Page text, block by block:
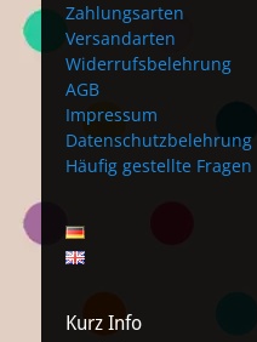
Zahlungsarten
Versandarten
Widerrufsbelehrung
AGB
Impressum
Datenschutzbelehrung
Häufig gestellte Fragen
Kurz Info